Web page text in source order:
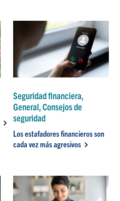
Seguridad financiera,
General, Consejos de
seguridad
Los estafadores financieros son
cada vez más agresivos